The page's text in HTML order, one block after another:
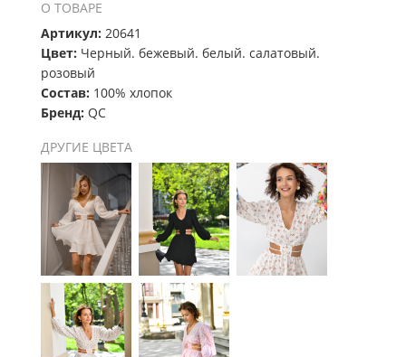
О ТОВАРЕ
Артикул: 20641
Цвет: Черный. бежевый. белый. салатовый.
розовый
Состав: 100% хлопок
Бренд: QC
ДРУГИЕ ЦВЕТА